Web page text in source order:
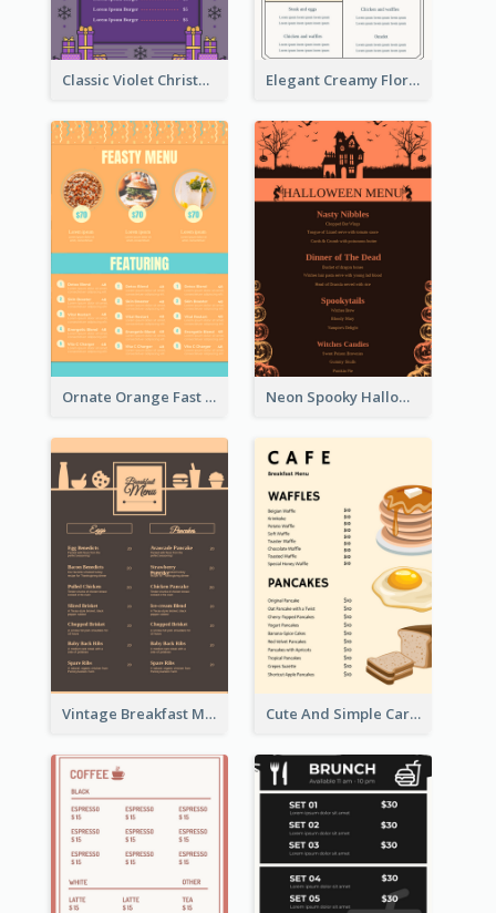
Classic Violet Christmas Decor Menu Design Idea Elegant Creamy Floral Catering Menu Design
Ornate Orange Fast Food Menu Design Templates Neon Spooky Halloween Restaurant Menu Design
Vintage Breakfast Menu Design Inspiration Cute And Simple Cartoony Bakery Menu Design